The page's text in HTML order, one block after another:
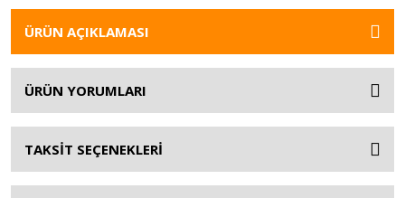
ÜRÜN AÇIKLAMASI
ÜRÜN YORUMLARI
TAKSİT SEÇENEKLERİ